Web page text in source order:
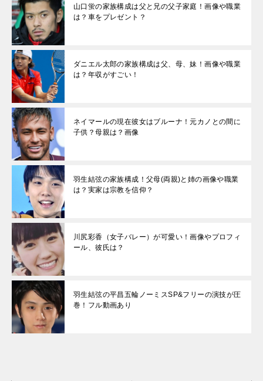
山口蛍の家族構成は父と兄の父子家庭！画像や職業
は？車をプレゼント？
ダニエル太郎の家族構成は父、母、妹！画像や職業
は？年収がすごい！
ネイマールの現在彼女はブルーナ！元カノとの間に
子供？母親は？画像
羽生結弦の家族構成！父母(両親)と姉の画像や職業
は？実家は宗教を信仰？
川尻彩香（女子バレー）が可愛い！画像やプロフィ
ール、彼氏は？
羽生結弦の平昌五輪ノーミスSP&フリーの演技が圧
巻！フル動画あり